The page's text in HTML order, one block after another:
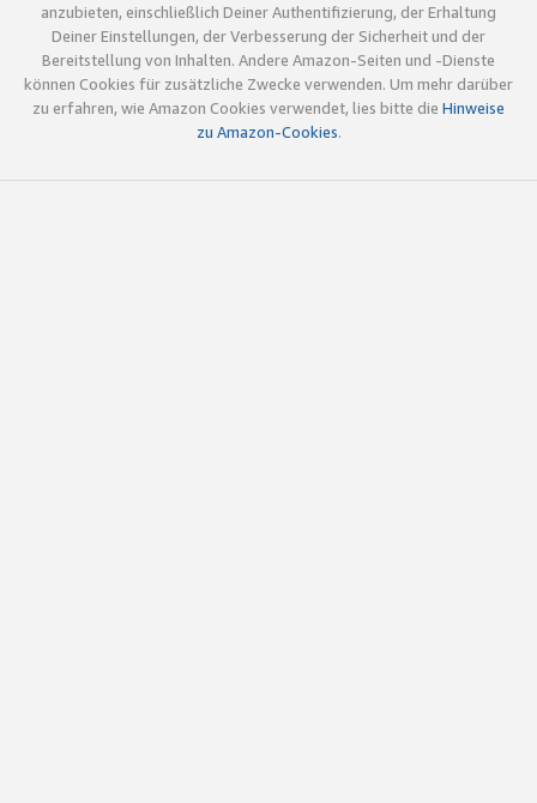
anzubieten, einschließlich Deiner Authentifizierung, der Erhaltung
Deiner Einstellungen, der Verbesserung der Sicherheit und der
Bereitstellung von Inhalten. Andere Amazon-Seiten und -Dienste
können Cookies für zusätzliche Zwecke verwenden. Um mehr darüber
zu erfahren, wie Amazon Cookies verwendet, lies bitte die Hinweise
zu Amazon-Cookies.